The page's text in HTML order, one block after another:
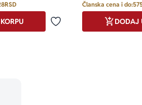
RSD
Dodaj u omiljene
Članska cena i do:
DODAJ